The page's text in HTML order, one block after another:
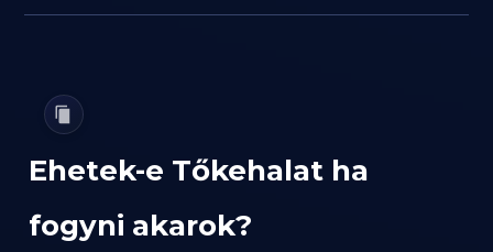
Ehetek-e Tőkehalat ha
fogyni akarok?